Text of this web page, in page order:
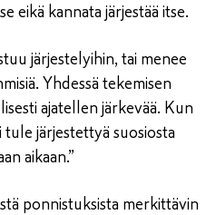
eikä kannata järjestää itse.
järjestelyihin, tai menee
Yhdessä tekemisen
ajatellen järkevää. Kun
järjestettyä suosiosta
aikaan.”
ponnistuksista merkittävin